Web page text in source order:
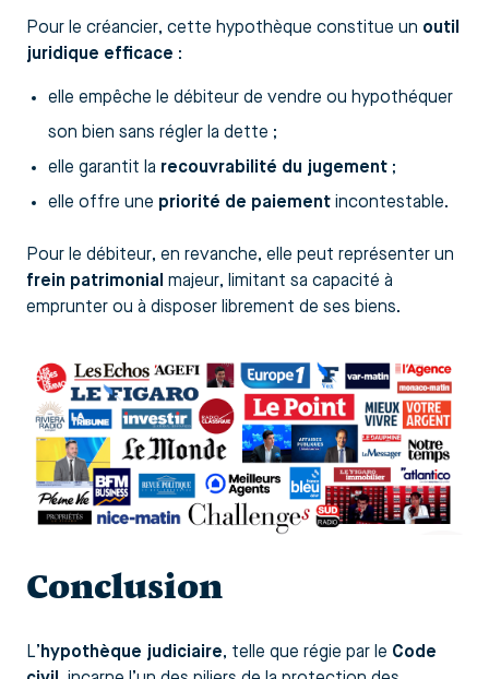
Pour le créancier, cette hypothèque constitue un outil
juridique efficace :
elle empêche le débiteur de vendre ou hypothéquer
son bien sans régler la dette ;
elle garantit la recouvrabilité du jugement ;
elle offre une priorité de paiement incontestable.
Pour le débiteur, en revanche, elle peut représenter un
frein patrimonial majeur, limitant sa capacité à
emprunter ou à disposer librement de ses biens.
Conclusion
L’ hypothèque judiciaire, telle que régie par le Code